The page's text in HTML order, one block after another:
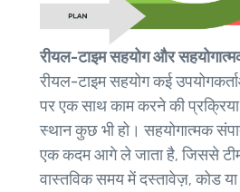
रीयल-टाइम सहयोग और
रीयल-टाइम सहयोग कई
पर एक साथ काम करने की
स्थान कुछ भी हो। सहयोगात्मक
एक कदम आगे ले जाता है, जिससे
वास्तविक समय में दस्तावेज़, कोड